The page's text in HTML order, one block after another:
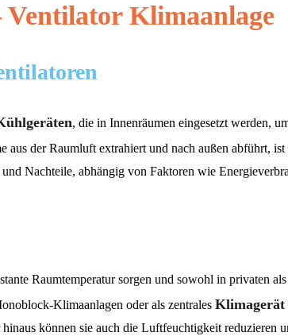
Klimaanlage
, die in Innenräumen eingesetzt werden,
aus der Raumluft extrahiert und nach außen abführt, ist
Nachteile, abhängig von Faktoren wie
Raumtemperatur sorgen und sowohl in privaten
Klimaanlagen oder als zentrales Klimagerät
können sie auch die Luftfeuchtigkeit